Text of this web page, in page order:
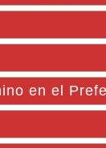
en el